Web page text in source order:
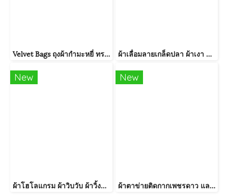
Velvet Bags ถุงผ้ากำมะหยี่ ทรงน้ำเต้าทรงใหม่ ผ้าเลื่อมลายเกล็ดปลา ผ้าเงา หน้ากว้าง150cm
New
ผ้าโฮโลแกรม ผ้าวิบวับ ผ้าวิ้งๆ หน้ากว้าง150cm
New
ผ้าตาข่ายติดกากเพชรดาว และผงกากเพชร หน้ากว้าง150cm